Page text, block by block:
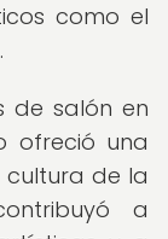
como el
de salón en
ofreció una
de la
a